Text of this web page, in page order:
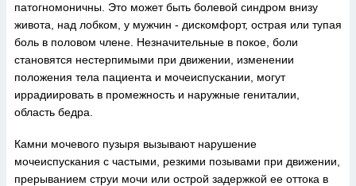
патогномоничны. Это может быть болевой синдром внизу
живота, над лобком, у мужчин - дискомфорт, острая или тупая
боль в половом члене. Незначительные в покое, боли
становятся нестерпимыми при движении, изменении
положения тела пациента и мочеиспускании, могут
иррадиировать в промежность и наружные гениталии,
область бедра.
Камни мочевого пузыря вызывают нарушение
мочеиспускания с частыми, резкими позывами при движении,
прерыванием струи мочи или острой задержкой ее оттока в